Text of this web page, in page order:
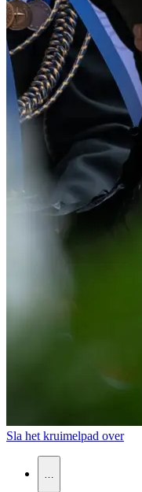
Sla het kruimelpad over